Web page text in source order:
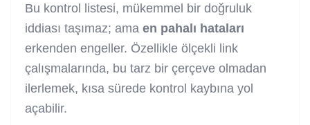
Bu kontrol listesi, mükemmel bir doğruluk
iddiası taşımaz; ama en pahalı hataları
erkenden engeller. Özellikle ölçekli link
çalışmalarında, bu tarz bir çerçeve olmadan
ilerlemek, kısa sürede kontrol kaybına yol
açabilir.